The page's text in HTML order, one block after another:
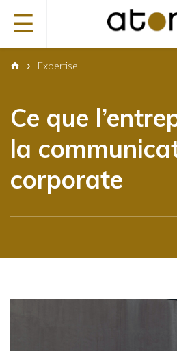
Expertise
Ce que
la
corporate
Panneau de gestion des cookies